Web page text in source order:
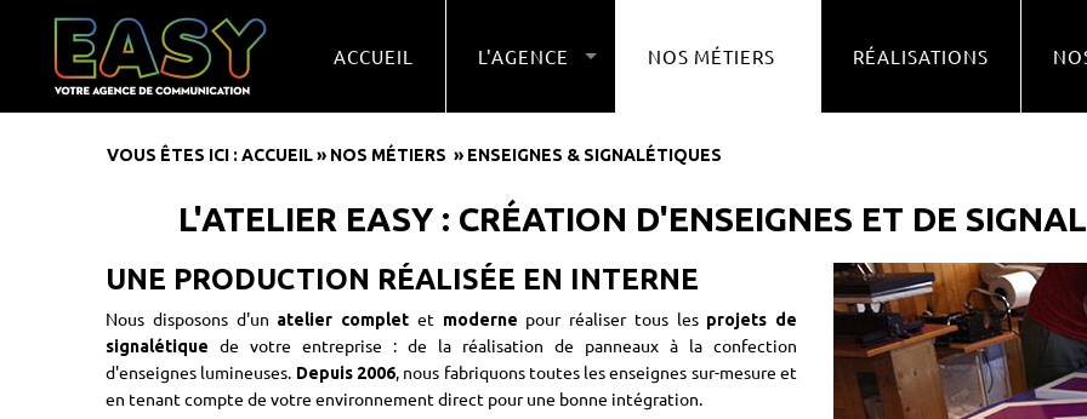
ACCUEIL L'AGENCE NOS MÉTIERS RÉALISATIONS
VOUS ÊTES ICI : ACCUEIL» NOS MÉTIERS » ENSEIGNES & SIGNALÉTIQUES
L'ATELIER EASY : CRÉATION D'ENSEIGNES ET DE
UNE PRODUCTION RÉALISÉE EN INTERNE
Nous disposons d'un atelier complet et moderne pour réaliser tous les projets de
signalétique
de votre entreprise : de la réalisation de panneaux à la confection
d'enseignes lumineuses. Depuis 2006, nous fabriquons toutes les enseignes sur-mesure et
en tenant compte de votre environnement direct pour une bonne intégration.